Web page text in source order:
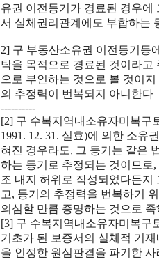
유권 이전등기가 경료된 경우
서 실체권리관계에도 부합하는
2] 구 부동산소유권 이전등기등
탁을 목적으로 경료된 것이라
으로 부인하는 것으로 볼 것이
의 추정력이 번복되지 아니한다
----------
[2] 구 수복지역내소유자미복구
1991. 12. 31. 실효)에 의한 소유
혀진 경우라도, 그 등기는 같은
하는 등기로 추정되는 것이므로
조 내지 허위로 작성되었다든지
고, 등기의 추정력을 번복하기
의심할 만큼 증명하는 것으로
[3] 구 수복지역내소유자미복구
기초가 된 보증서의 실체적 기
을 인정한 원심판결을 파기한 사